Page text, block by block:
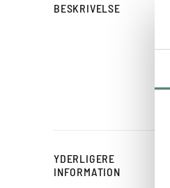
BESKRIVELSE
YDERLIGERE
INFORMATION